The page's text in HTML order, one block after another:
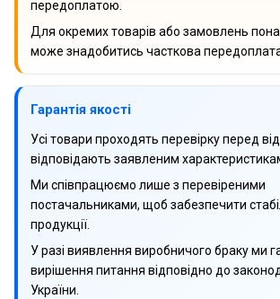
передоплатою.
Для окремих товарів або замовлень
може знадобитись часткова
Гарантія якості
Усі товари проходять перевірку перед
відповідають заявленим
Ми співпрацюємо лише з перевіреними
постачальниками, щоб забезпечити
продукції.
У разі виявлення виробничого браку ми
вирішення питання відповідно до
України.